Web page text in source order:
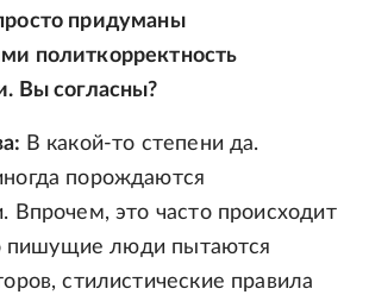
придуманы
политкорректность
Вы согласны?
В какой-то степени да.
порождаются
Впрочем, это часто происходит
пишущие люди пытаются
стилистические правила